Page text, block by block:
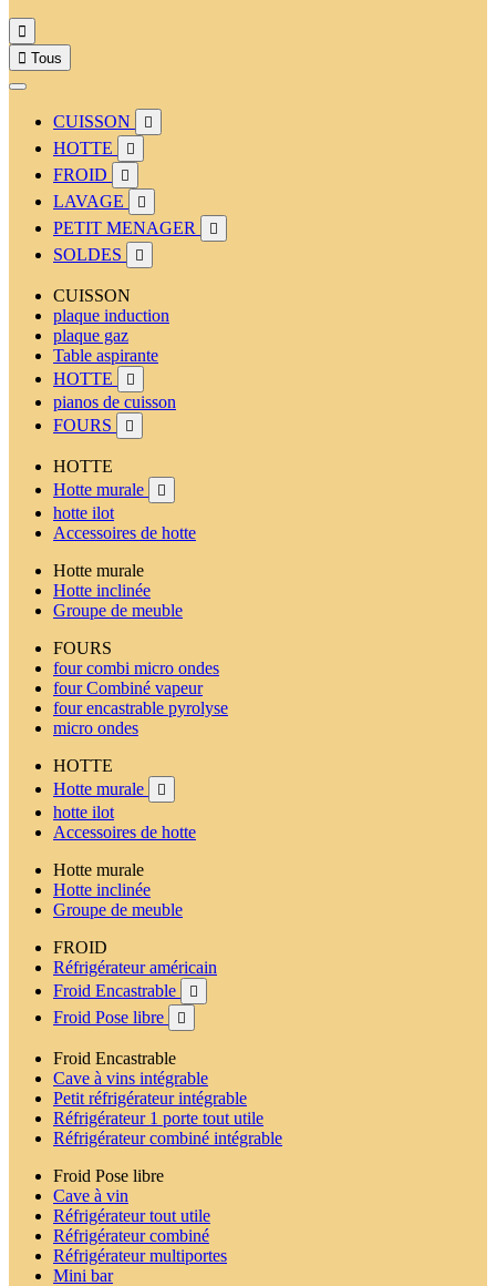

 Tous
CUISSON 
HOTTE 
FROID 
LAVAGE 
PETIT MENAGER 
SOLDES 
CUISSON
plaque induction
plaque gaz
Table aspirante
HOTTE

pianos de cuisson
FOURS

HOTTE
Hotte murale

hotte ilot
Accessoires de hotte
Hotte murale
Hotte inclinée
Groupe de meuble
FOURS
four combi micro ondes
four Combiné vapeur
four encastrable pyrolyse
micro ondes
HOTTE
Hotte murale

hotte ilot
Accessoires de hotte
Hotte murale
Hotte inclinée
Groupe de meuble
FROID
Réfrigérateur américain
Froid Encastrable

Froid Pose libre 
Froid Encastrable
Cave à vins intégrable
Petit réfrigérateur intégrable
Réfrigérateur 1 porte tout utile
Réfrigérateur combiné intégrable
Froid Pose libre
Cave à vin
Réfrigérateur tout utile
Réfrigérateur combiné
Réfrigérateur multiportes
Mini bar